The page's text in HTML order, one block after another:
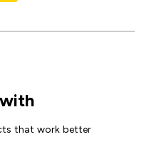
that work better